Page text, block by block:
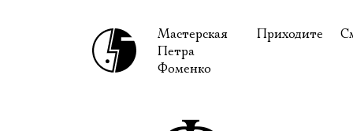
Мастерская
Петра
Фоменко
Приходите